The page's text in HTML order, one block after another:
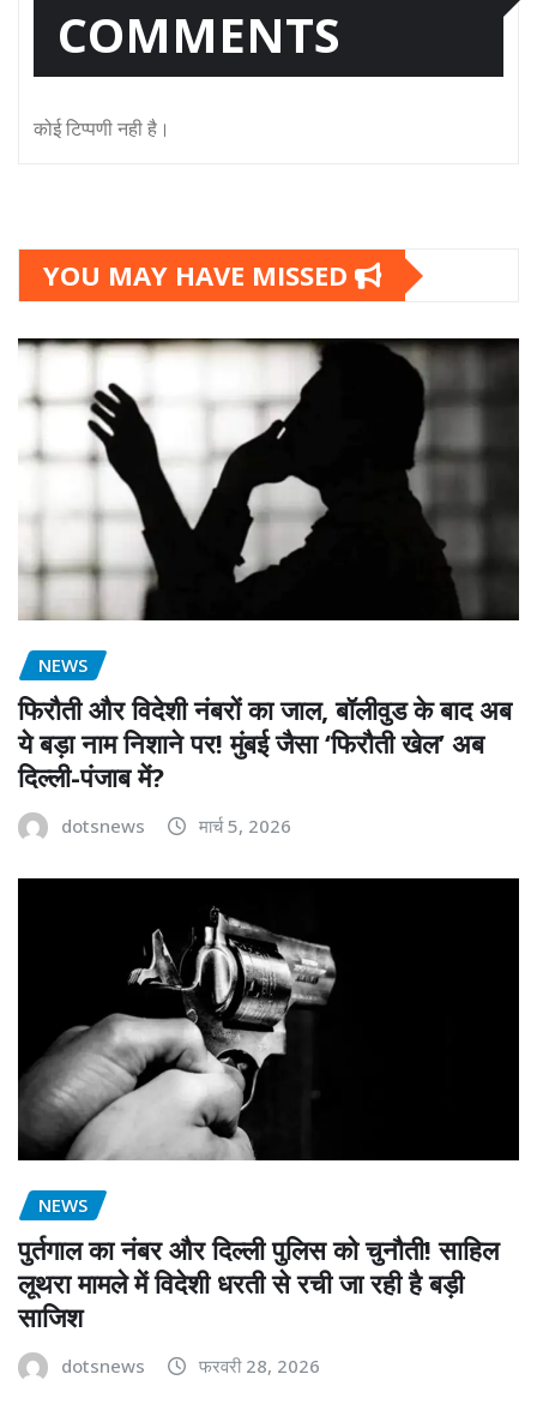
COMMENTS
कोई टिप्पणी नही है।
YOU MAY HAVE MISSED
NEWS
फिरौती और विदेशी नंबरों का जाल, बॉलीवुड के बाद अब
ये बड़ा नाम निशाने पर! मुंबई जैसा ‘फिरौती खेल’ अब
दिल्ली-पंजाब में?
dotsnews मार्च 5, 2026
NEWS
पुर्तगाल का नंबर और दिल्ली पुलिस को चुनौती! साहिल
लूथरा मामले में विदेशी धरती से रची जा रही है बड़ी
साजिश
dotsnews फरवरी 28, 2026